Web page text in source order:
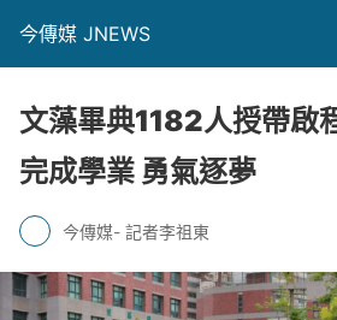
今傳媒 JNEWS
文藻畢典1182人授帶啟
完成學業 勇氣逐夢
今傳媒- 記者李祖東